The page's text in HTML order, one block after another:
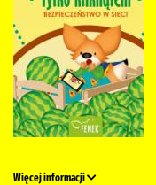
Więcej informacji